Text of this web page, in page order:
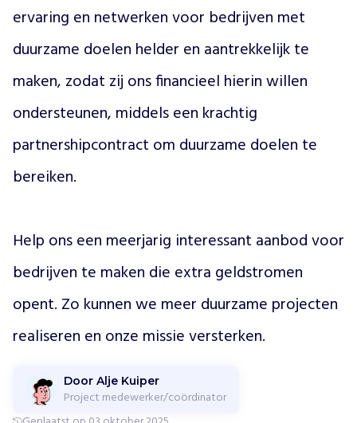
r
a
m
e
i
i
i
e
v
e
n
z
ervaring en netwerken voor bedrijven met
duurzame doelen helder en aantrekkelijk te
maken, zodat zij ons financieel hierin willen
ondersteunen, middels een krachtig
partnershipcontract om duurzame doelen te
bereiken.
Help ons een meerjarig interessant aanbod voor
bedrijven te maken die extra geldstromen
opent. Zo kunnen we meer duurzame projecten
realiseren en onze missie versterken.
Door Alje Kuiper
Project medewerker/coördinator